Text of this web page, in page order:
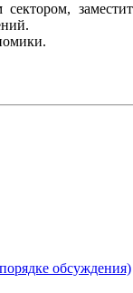
обсуждения)